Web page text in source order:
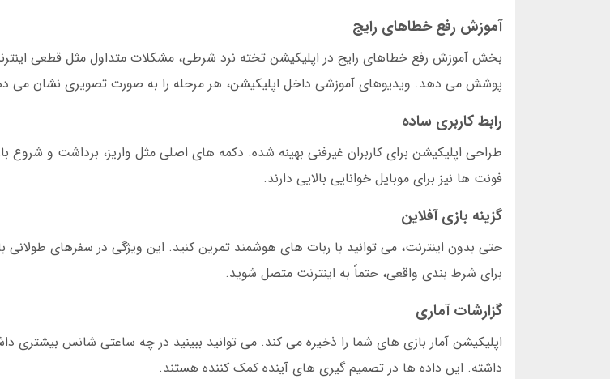
آموزش رفع خطاهای رایج
بخش آموزش رفع خطاهای رایج در اپلیکیشن تخته نرد شرطی، مشکلات متداول مثل قطعی
پوشش می دهد. ویدیوهای آموزشی داخل اپلیکیشن، هر مرحله را به صورت تصویری نشان می
رابط کاربری ساده
طراحی اپلیکیشن برای کاربران غیرفنی بهینه شده. دکمه های اصلی مثل واریز، برداشت و شروع
فونت ها نیز برای موبایل خوانایی بالایی دارند.
گزینه بازی آفلاین
حتی بدون اینترنت، می توانید با ربات های هوشمند تمرین کنید. این ویژگی در سفرهای طولانی
برای شرط بندی واقعی، حتماً به اینترنت متصل شوید.
گزارشات آماری
اپلیکیشن آمار بازی های شما را ذخیره می کند. می توانید ببینید در چه ساعتی شانس بیشتری
داشته. این داده ها در تصمیم گیری های آینده کمک کننده هستند.